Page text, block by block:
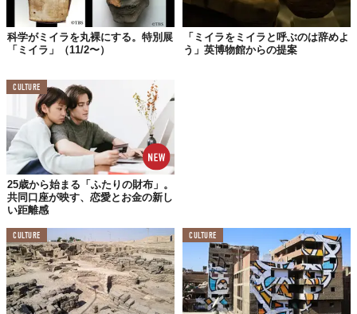
科学がミイラを丸裸にする。特別展
「ミイラ」（11/2〜）
「ミイラをミイラと呼ぶのは辞めよ
う」英博物館からの提案
CULTURE
25歳から始まる「ふたりの財布」。
共同口座が映す、恋愛とお金の新し
い距離感
CULTURE CULTURE